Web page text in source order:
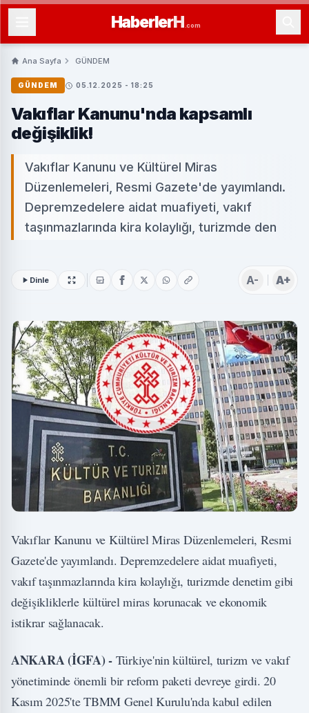
HaberlerH .com
Ana Sayfa GÜNDEM
GÜNDEM 05.12.2025 - 18:25
Vakıflar Kanunu'nda kapsamlı
değişiklik!
Vakıflar Kanunu ve Kültürel Miras
Düzenlemeleri, Resmi Gazete'de yayımlandı.
Depremzedelere aidat muafiyeti, vakıf
taşınmazlarında kira kolaylığı, turizmde den
Dinle A- A+
Vakıflar Kanunu ve Kültürel Miras Düzenlemeleri, Resmi
Gazete'de yayımlandı. Depremzedelere aidat muafiyeti,
vakıf taşınmazlarında kira kolaylığı, turizmde denetim gibi
değişikliklerle kültürel miras korunacak ve ekonomik
istikrar sağlanacak.
ANKARA (İGFA) - Türkiye'nin kültürel, turizm ve vakıf
yönetiminde önemli bir reform paketi devreye girdi. 20
Kasım 2025'te TBMM Genel Kurulu'nda kabul edilen